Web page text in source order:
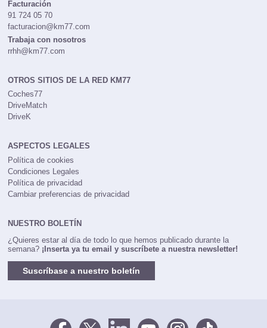
Facturación
91 724 05 70
facturacion@km77.com
Trabaja con nosotros
rrhh@km77.com
OTROS SITIOS DE LA RED KM77
Coches77
DriveMatch
DriveK
ASPECTOS LEGALES
Política de cookies
Condiciones Legales
Política de privacidad
Cambiar preferencias de privacidad
NUESTRO BOLETÍN
¿Quieres estar al día de todo lo que hemos publicado durante la
semana? ¡Inserta ya tu email y suscríbete a nuestra newsletter!
Suscríbase a nuestro boletín